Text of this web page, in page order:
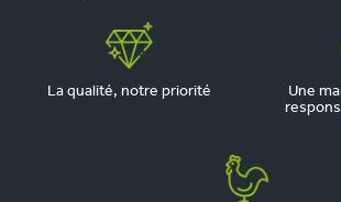
La qualité, notre priorité
Une